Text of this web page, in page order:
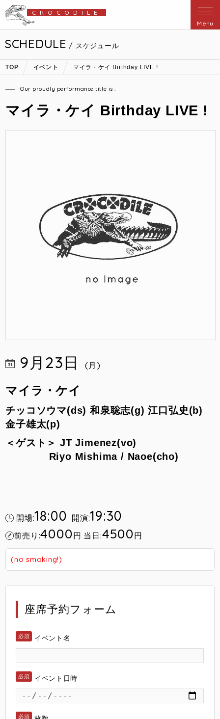
CROCODILE
Menu
SCHEDULE / スケジュール
TOP イベント マイラ・ケイ Birthday LIVE !
Our proudly performance title is :
マイラ・ケイ Birthday LIVE !
9月23日 (月)
マイラ・ケイ
チッコソウマ(ds) 和泉聡志(g)江口弘史(b)
金子雄太(p)
＜ゲスト＞ JT Jimenez(vo)
Riyo Mishima / Naoe(cho)
開場:18:00 開演:19:30
前売り:4000円 当日:4500円
(no smoking!)
座席予約フォーム
イベント名
イベント日時